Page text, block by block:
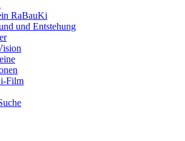
RaBauKi
und Entstehung
Film